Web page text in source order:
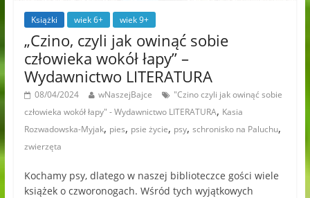
Książki wiek 6+ wiek 9+
„Czino, czyli jak owinąć sobie
człowieka wokół łapy” –
Wydawnictwo LITERATURA
08/04/2024 wNaszejBajce
"Czino czyli jak owinąć sobie
człowieka wokół łapy" - Wydawnictwo LITERATURA, Kasia
Rozwadowska-Myjak, pies, psie życie, psy, schronisko na Paluchu,
zwierzęta
Kochamy psy, dlatego w naszej biblioteczce gości wiele
książek o czworonogach. Wśród tych wyjątkowych